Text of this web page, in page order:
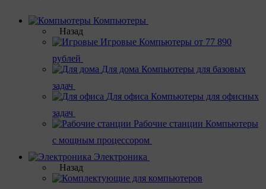
Компьютеры
Назад
Игровые Компьютеры от 77 890
рублей
Для дома Компьютеры для базовых
задач
Для офиса Компьютеры для офисных
задач
Рабочие станции Компьютеры
с мощным процессором
Электроника
Назад